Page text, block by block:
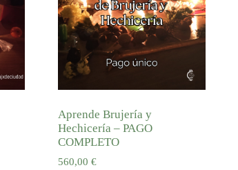
Aprende Brujería y
Hechicería – PAGO
COMPLETO
560,00 €